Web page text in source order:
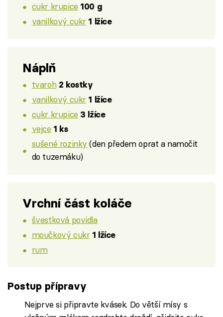
cukr krupice 100 g
vanilkový cukr 1 lžíce
Náplň
tvaroh 2 kostky
vanilkový cukr 1 lžíce
cukr krupice 3 lžíce
vejce 1 ks
sušené rozinky (den předem oprat a namočit
do tuzemáku)
Vrchní část koláče
švestková povidla
moučkový cukr 1 lžíce
rum
Postup přípravy
Nejprve si připravte kvásek. Do větší mísy s